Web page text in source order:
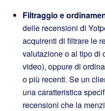
Filtraggio e
delle recensioni di
acquirenti di filtrare le
valutazione o al tipo di
video), oppure di
o più recenti. Se un
una caratteristica
recensioni che la